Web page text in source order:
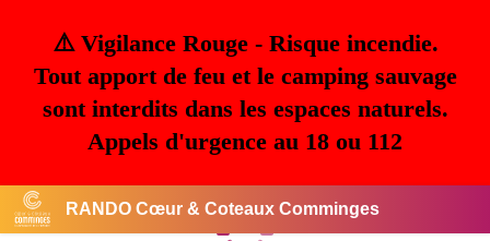
⚠️ Vigilance Rouge - Risque incendie.
Tout apport de feu et le camping sauvage
sont interdits dans les espaces naturels.
Appels d'urgence au 18 ou 112
RANDO Cœur & Coteaux Comminges